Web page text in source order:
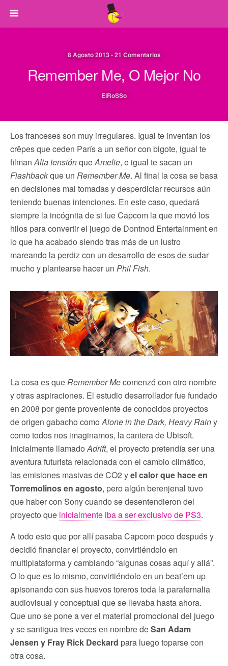
8 Agosto 2013 • 21 Comentarios
Remember Me, O Mejor No
ElRoSSo
Los franceses son muy irregulares. Igual te inventan los
crêpes que ceden París a un señor con bigote, igual te
filmanAlta tensiónqueAmelie, e igual te sacan un
Flashbackque un Remember Me. Al final la cosa se basa
en decisiones mal tomadas y desperdiciar recursos aún
teniendo buenas intenciones. En este caso, quedará
siempre la incógnita de si fue Capcom la que movió los
hilos para convertir el juego de Dontnod Entertainment en
lo que ha acabado siendo tras más de un lustro
mareando la perdiz con un desarrollo de esos de sudar
mucho y plantearse hacer un Phil Fish.
La cosa es queRemember Mecomenzó con otro nombre
y otras aspiraciones. El estudio desarrollador fue fundado
en 2008 por gente proveniente de conocidos proyectos
de origen gabacho comoAlone in the Dark, Heavy Rainy
como todos nos imaginamos, la cantera de Ubisoft.
Inicialmente llamadoAdrift, el proyecto pretendía ser una
aventura futurista relacionada con el cambio climático,
las emisiones masivas de CO2 yel calor que hace en
Torremolinos en agosto, pero algún berenjenal tuvo
que haber con Sony cuando se desentendieron del
proyecto que inicialmente iba a ser exclusivo de PS3.
A todo esto que por allí pasaba Capcom poco después y
decidió financiar el proyecto, convirtiéndolo en
multiplataforma y cambiando “algunas cosas aquí y allá”.
O lo que es lo mismo, convirtiéndolo en un beat’em up
apisonando con sus huevos toreros toda la parafernalia
audiovisual y conceptual que se llevaba hasta ahora.
Que uno se pone a ver el material promocional del juego
y se santigua tres veces en nombre deSan Adam
Jensen y Fray Rick Deckard para luego toparse con
otra cosa.